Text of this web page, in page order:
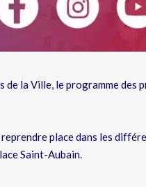
de la Ville, le programme des
place dans les
Saint-Aubain.